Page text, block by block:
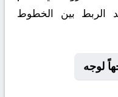
الربط بين الخطوط
لوجه